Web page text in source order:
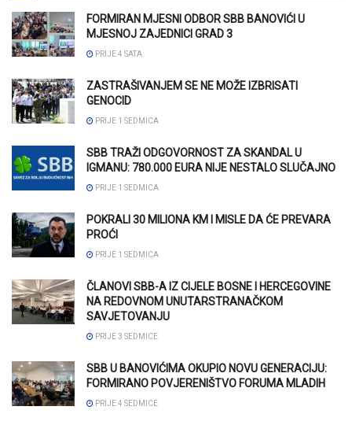
FORMIRAN MJESNI ODBOR SBB BANOVIĆI U
MJESNOJ ZAJEDNICI GRAD 3
PRIJE 4 SATA
ZASTRAŠIVANJEM SE NE MOŽE IZBRISATI
GENOCID
PRIJE 1 SEDMICA
SBB TRAŽI ODGOVORNOST ZA SKANDAL U
IGMANU: 780.000 EURA NIJE NESTALO SLUČAJNO
PRIJE 1 SEDMICA
POKRALI 30 MILIONA KM I MISLE DA ĆE PREVARA
PROĆI
PRIJE 1 SEDMICA
ČLANOVI SBB-A IZ CIJELE BOSNE I HERCEGOVINE
NA REDOVNOM UNUTARSTRANAČKOM
SAVJETOVANJU
PRIJE 3 SEDMICE
SBB U BANOVIĆIMA OKUPIO NOVU GENERACIJU:
FORMIRANO POVJERENIŠTVO FORUMA MLADIH
PRIJE 4 SEDMICE